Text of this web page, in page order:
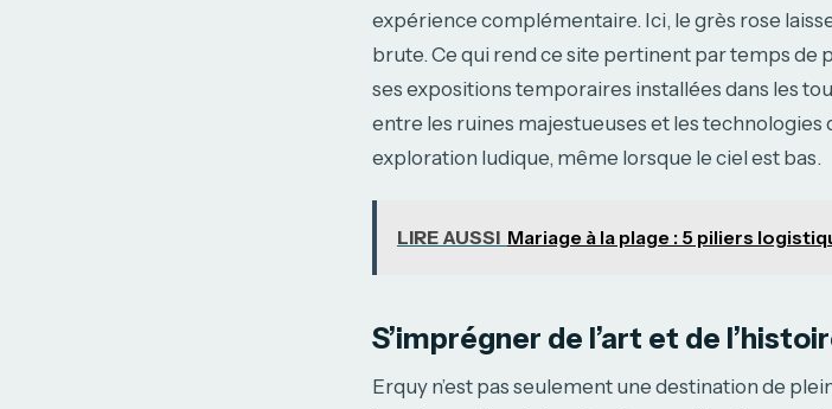
expérience complémentaire. Ici, le grès rose
brute. Ce qui rend ce site pertinent par temps de
ses expositions temporaires installées dans les
entre les ruines majestueuses et les
exploration ludique, même lorsque le ciel est bas.
LIRE AUSSI Mariage à la plage : 5 piliers
S’imprégner de l’art et de
Erquy n’est pas seulement une destination de